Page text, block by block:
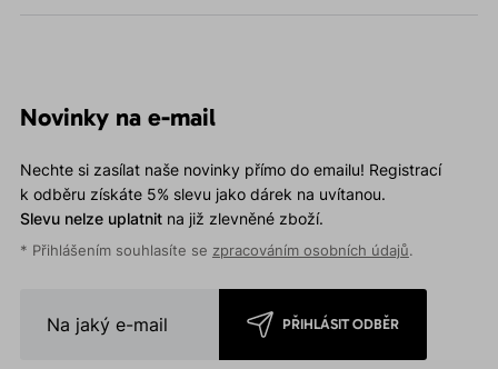
Novinky na e-mail
Nechte si zasílat naše novinky přímo do emailu! Registrací
k odběru získáte 5% slevu jako dárek na uvítanou.
Slevu nelze uplatnitna již zlevněné zboží.
* Přihlášením souhlasíte se zpracováním osobních údajů.
PŘIHLÁSIT ODBĚR